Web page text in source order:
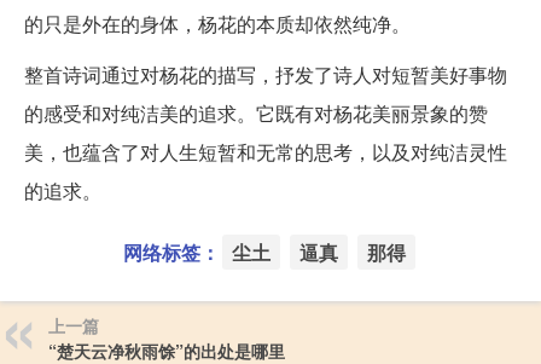
的只是外在的身体，杨花的本质却依然纯净。
整首诗词通过对杨花的描写，抒发了诗人对短暂美好事物
的感受和对纯洁美的追求。它既有对杨花美丽景象的赞
美，也蕴含了对人生短暂和无常的思考，以及对纯洁灵性
的追求。
网络标签： 尘土 逼真 那得
上一篇
“楚天云净秋雨馀”的出处是哪里